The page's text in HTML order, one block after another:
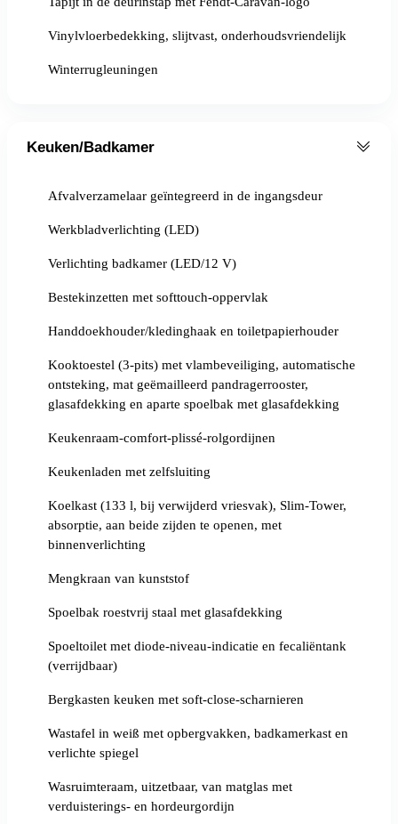
Vinylvloerbedekking, slijtvast, onderhoudsvriendelijk
Winterrugleuningen
Keuken/Badkamer
Afvalverzamelaar geïntegreerd in de ingangsdeur
Werkbladverlichting (LED)
Verlichting badkamer (LED/12 V)
Bestekinzetten met softtouch-oppervlak
Handdoekhouder/kledinghaak en toiletpapierhouder
Kooktoestel (3-pits) met vlambeveiliging, automatische
ontsteking, mat geëmailleerd pandragerrooster,
glasafdekking en aparte spoelbak met glasafdekking
Keukenraam-comfort-plissé-rolgordijnen
Keukenladen met zelfsluiting
Koelkast (133 l, bij verwijderd vriesvak), Slim-Tower,
absorptie, aan beide zijden te openen, met
binnenverlichting
Mengkraan van kunststof
Spoelbak roestvrij staal met glasafdekking
Spoeltoilet met diode-niveau-indicatie en fecaliëntank
(verrijdbaar)
Bergkasten keuken met soft-close-scharnieren
Wastafel in weiß met opbergvakken, badkamerkast en
verlichte spiegel
Wasruimteraam, uitzetbaar, van matglas met
verduisterings- en hordeurgordijn